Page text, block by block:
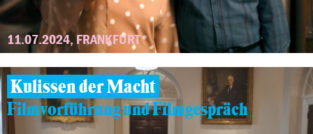
11.07.2024, FRANKFURT
Kulissen der Macht
Filmvorführung und Filmgespräch